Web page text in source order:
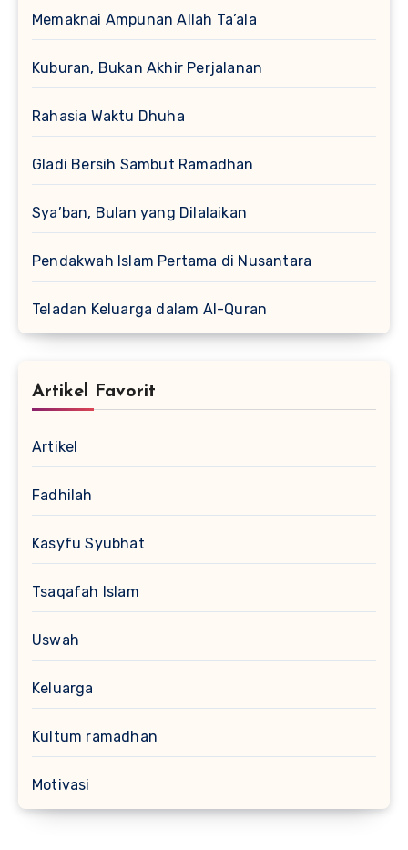
Memaknai Ampunan Allah Ta’ala
Kuburan, Bukan Akhir Perjalanan
Rahasia Waktu Dhuha
Gladi Bersih Sambut Ramadhan
Sya’ban, Bulan yang Dilalaikan
Pendakwah Islam Pertama di Nusantara
Teladan Keluarga dalam Al-Quran
Artikel Favorit
Artikel
Fadhilah
Kasyfu Syubhat
Tsaqafah Islam
Uswah
Keluarga
Kultum ramadhan
Motivasi